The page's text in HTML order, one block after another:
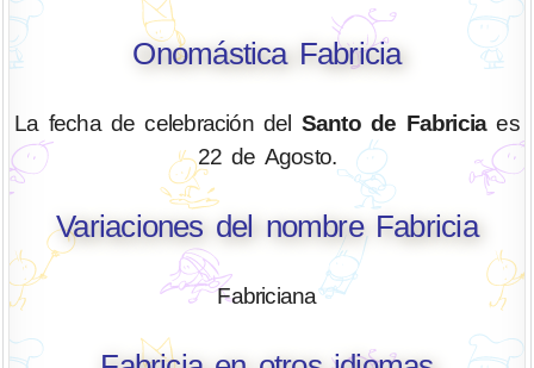
Onomástica Fabricia
La fecha de celebración del Santo de Fabriciaes
22 de Agosto.
Variaciones del nombre Fabricia
Fabriciana